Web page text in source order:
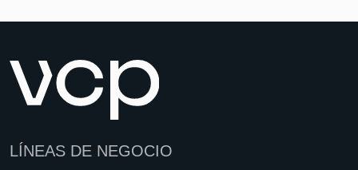
LÍNEAS DE NEGOCIO